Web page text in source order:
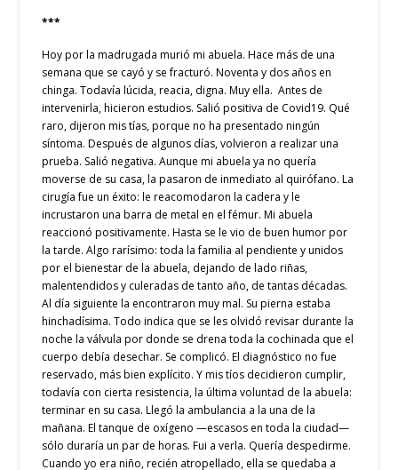
***
Hoy por la madrugada murió mi abuela. Hace más de una
semana que se cayó y se fracturó. Noventa y dos años en
chinga. Todavía lúcida, reacia, digna. Muy ella. Antes de
intervenirla, hicieron estudios. Salió positiva de Covid19. Qué
raro, dijeron mis tías, porque no ha presentado ningún
síntoma. Después de algunos días, volvieron a realizar una
prueba. Salió negativa. Aunque mi abuela ya no quería
moverse de su casa, la pasaron de inmediato al quirófano. La
cirugía fue un éxito: le reacomodaron la cadera y le
incrustaron una barra de metal en el fémur. Mi abuela
reaccionó positivamente. Hasta se le vio de buen humor por
la tarde. Algo rarísimo: toda la familia al pendiente y unidos
por el bienestar de la abuela, dejando de lado riñas,
malentendidos y culeradas de tanto año, de tantas décadas.
Al día siguiente la encontraron muy mal. Su pierna estaba
hinchadísima. Todo indica que se les olvidó revisar durante la
noche la válvula por donde se drena toda la cochinada que el
cuerpo debía desechar. Se complicó. El diagnóstico no fue
reservado, más bien explícito. Y mis tíos decidieron cumplir,
todavía con cierta resistencia, la última voluntad de la abuela:
terminar en su casa. Llegó la ambulancia a la una de la
mañana. El tanque de oxígeno —escasos en toda la ciudad—
sólo duraría un par de horas. Fui a verla. Quería despedirme.
Cuando yo era niño, recién atropellado, ella se quedaba a